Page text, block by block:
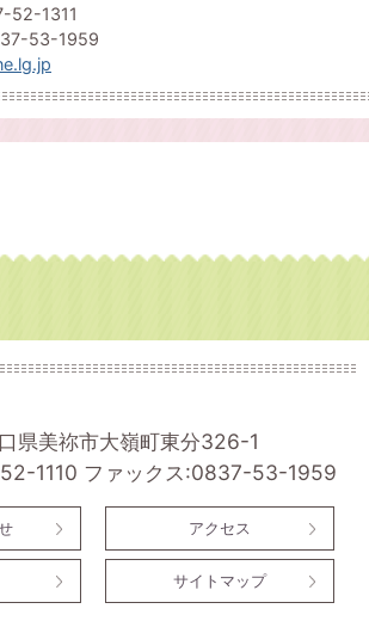
52-1311
53-1959
県美祢市大嶺町東分326-1
1110 ファックス:0837-53-1959
アクセス
サイトマップ